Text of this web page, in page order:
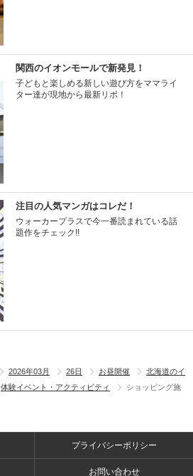
関西のイオンモールで新発見！
子どもと楽しめる新しい遊び方をママライ
ター達が現地から最新リポ！
注目の人気マンガはコレだ！
ウォーカープラスで今一番読まれている話
題作をチェック!!
2026年03月 26日 お昼開催
北海道のイ
体験イベント・アクティビティ
ショッピング施
プライバシーポリシー
お問い合わせ